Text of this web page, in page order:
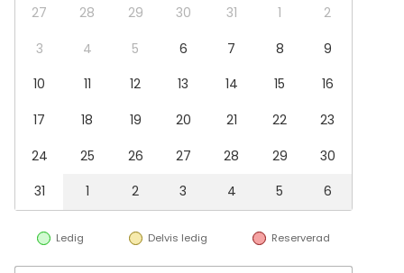
- Quizrunda i det gröna
- Golf
27 28 29 30 31 1
2
3
4 5 6 7 8
9
10
11 12 13 14 15
16
17
18 19 20 21 22
23
24
25 26 27 28 29
30
31
1 2 3 4 5 6
Ledig Delvis ledig Reserverad